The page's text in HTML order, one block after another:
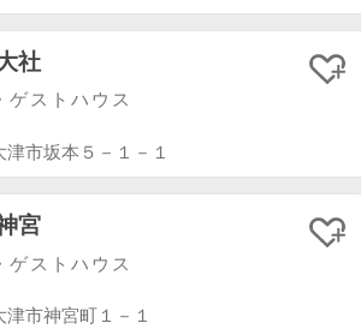
社
ゲストハウス
津市坂本５－１－１
宮
ゲストハウス
津市神宮町１－１